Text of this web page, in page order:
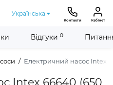
Українська
Контакти Кабінет
Електричний насос Intex
Intex 66640 (650
Відгуки 0